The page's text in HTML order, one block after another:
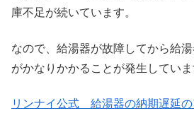
庫不足が続いています。
なので、給湯器が故障してから給
がかなりかかることが発生していま
リンナイ公式 給湯器の納期遅延の